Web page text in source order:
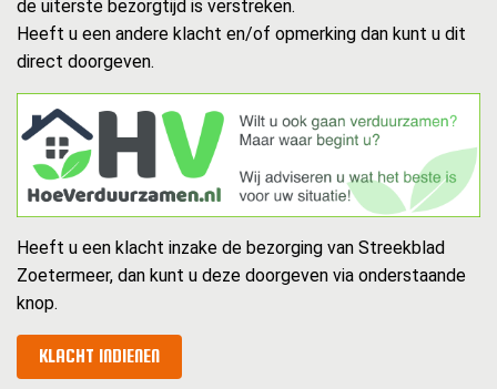
de uiterste bezorgtijd is verstreken.
Heeft u een andere klacht en/of opmerking dan kunt u dit
direct doorgeven.
Heeft u een klacht inzake de bezorging van Streekblad
Zoetermeer, dan kunt u deze doorgeven via onderstaande
knop.
KLACHT INDIENEN